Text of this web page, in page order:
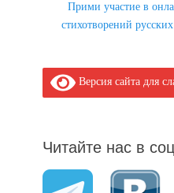
post:
Прими участие в
стихотворений
Версия сайта для
Читайте нас в